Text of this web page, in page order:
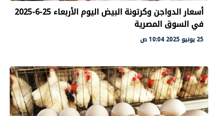
أسعار الدواجن وكرتونة البيض اليوم الأربعاء 25-6-2025
في السوق المصرية
25 يونيو 2025 10:04 ص